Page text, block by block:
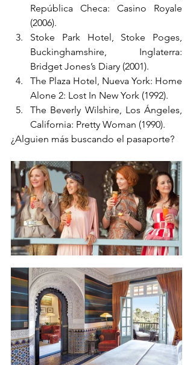
República Checa: Casino Royale
(2006).
Stoke Park Hotel, Stoke Poges,
Buckinghamshire, Inglaterra:
Bridget Jones’s Diary (2001).
The Plaza Hotel, Nueva York: Home
Alone 2: Lost In New York (1992).
The Beverly Wilshire, Los Ángeles,
California: Pretty Woman (1990).
¿Alguien más buscando el pasaporte?